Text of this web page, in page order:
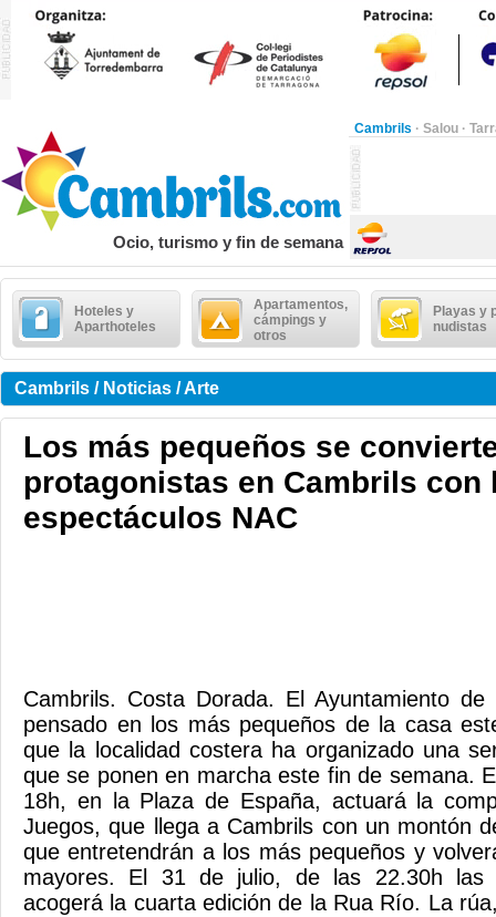
Cambrils · Salou ·
Ocio, turismo y fin de semana
Hoteles y
Aparthoteles
Apartamentos,
cámpings y
otros
Playas y
nudistas
Cambrils / Noticias / Arte
Los más pequeños se
protagonistas en Cambrils con
espectáculos NAC
Cambrils. Costa Dorada. El Ayuntamiento
pensado en los más pequeños de la casa
que la localidad costera ha organizado una
que se ponen en marcha este fin de semana.
18h, en la Plaza de España, actuará la
Juegos, que llega a Cambrils con un montón
que entretendrán a los más pequeños y
mayores. El 31 de julio, de las 22.30h las
acogerá la cuarta edición de la Rua Río. La